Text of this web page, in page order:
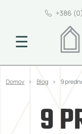
+386
☰
Domov Blog 9
9